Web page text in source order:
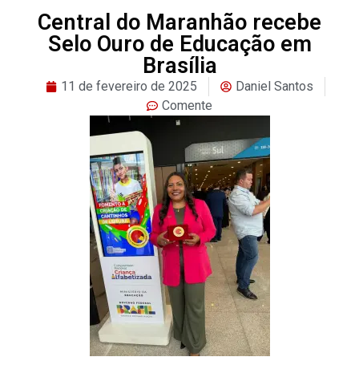
Central do Maranhão recebe
Selo Ouro de Educação em
Brasília
11 de fevereiro de 2025
Daniel Santos
Comente